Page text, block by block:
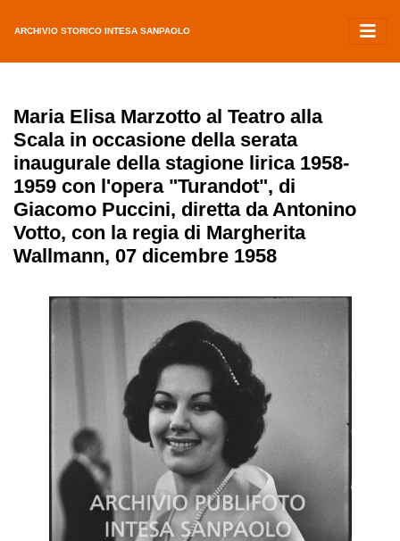
ARCHIVIO STORICO INTESA SANPAOLO
Maria Elisa Marzotto al Teatro alla
Scala in occasione della serata
inaugurale della stagione lirica 1958-
1959 con l'opera "Turandot", di
Giacomo Puccini, diretta da Antonino
Votto, con la regia di Margherita
Wallmann, 07 dicembre 1958